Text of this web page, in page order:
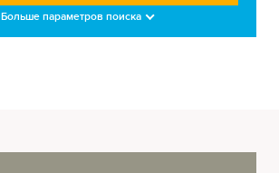
Больше параметров поиска